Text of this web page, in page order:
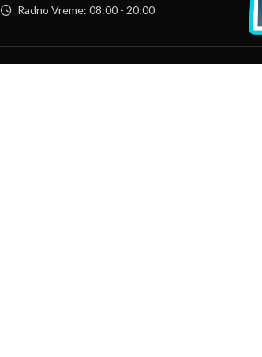
Radno Vreme: 08:00 - 20:00